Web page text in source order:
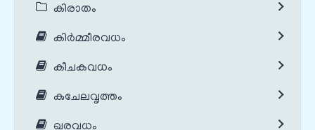
കിരാതം
കിർമ്മീരവധം
കീചകവധം
കുചേലവൃത്തം
ഖരവധം